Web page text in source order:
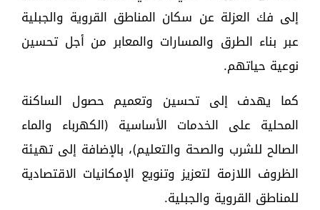
إلى فك العزلة عن سكان المناطق القروية والجبلية
عبر بناء الطرق والمسارات والمعابر من أجل تحسين
نوعية حياتهم.
كما يهدف إلى تحسين وتعميم حصول الساكنة
المحلية على الخدمات الأساسية (الكهرباء والماء
الصالح للشرب والصحة والتعليم)، بالإضافة إلى تهيئة
الظروف اللازمة لتعزيز وتنويع الإمكانيات الاقتصادية
للمناطق القروية والجبلية.